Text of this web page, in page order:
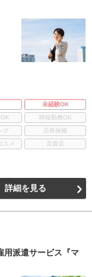
未経験OK
時短勤務OK
グ
店長候補
スメ 百貨店
詳細を見る
用派遣サービス『マ